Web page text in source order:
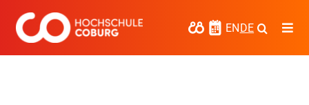
Inhalt
springen
ENDE